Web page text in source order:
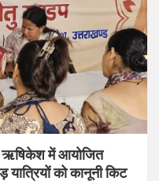
ऋषिकेश में आयोजित
को कानूनी किट